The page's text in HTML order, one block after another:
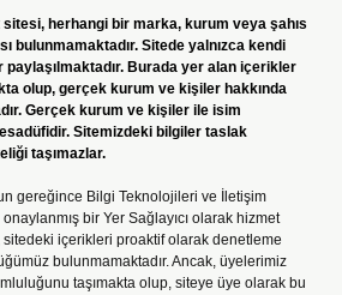
sitesi, herhangi bir marka, kurum veya şahıs
bulunmamaktadır. Sitede yalnızca kendi
paylaşılmaktadır. Burada yer alan içerikler
olup, gerçek kurum ve kişiler hakkında
Gerçek kurum ve kişiler ile isim
Sitemizdeki bilgiler taslak
taşımazlar.
gereğince Bilgi Teknolojileri ve İletişim
bir Yer Sağlayıcı olarak hizmet
içerikleri proaktif olarak denetleme
bulunmamaktadır. Ancak, üyelerimiz
taşımakta olup, siteye üye olarak bu